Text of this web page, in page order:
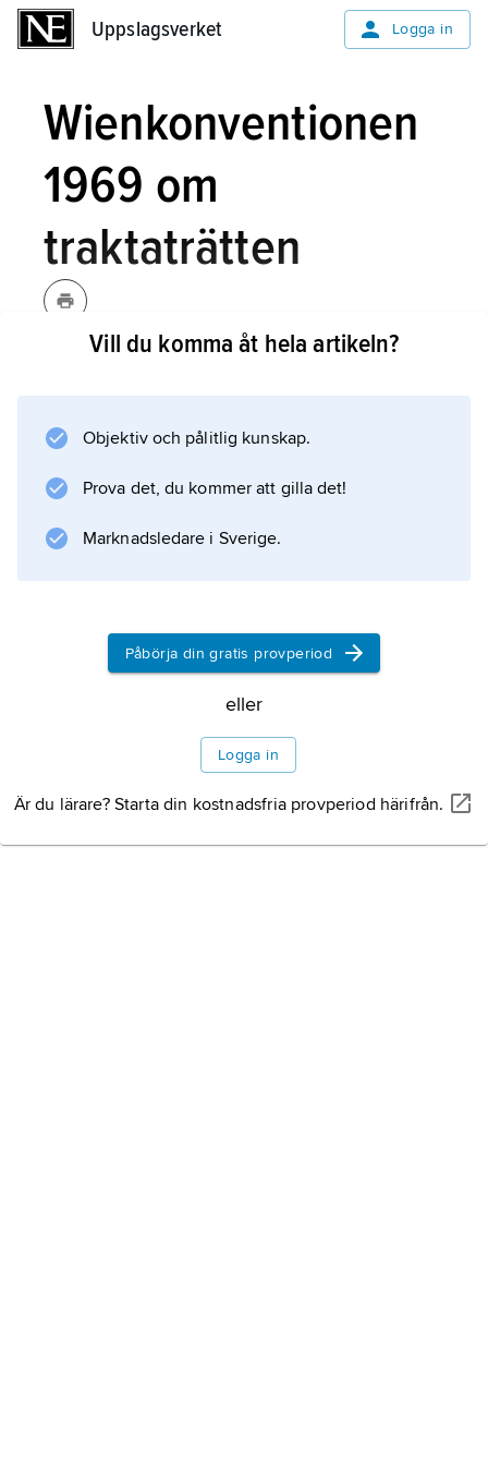
Uppslagsverket Logga in
Wienkonventionen
1969 om
traktaträtten
Wienkonventionen 1969 om
överenskommelse om hur
mellanstatliga avtal i skriftlig form skall
tolkas och tillämpas.
Se
Information om artikeln
Vill du komma åt hela artikeln?
Objektiv och pålitlig kunskap.
Prova det, du kommer att gilla det!
Marknadsledare i Sverige.
Påbörja din gratis provperiod
eller
Logga in
Är du lärare? Starta din kostnadsfria provperiod härifrån.